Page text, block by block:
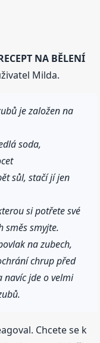
NA BĚLENÍ
Milda.
je založen na
soda,
sůl, stačí jí jen
si potřete své
směs smyjte.
na zubech,
chrup před
navíc jde o velmi
Chcete se k